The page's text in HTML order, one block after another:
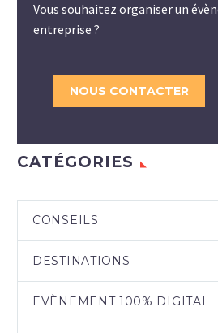
Vous souhaitez organiser un
entreprise ?
NOUS CONTACTER
CATÉGORIES
CONSEILS
DESTINATIONS
EVÈNEMENT 100% DIGITAL